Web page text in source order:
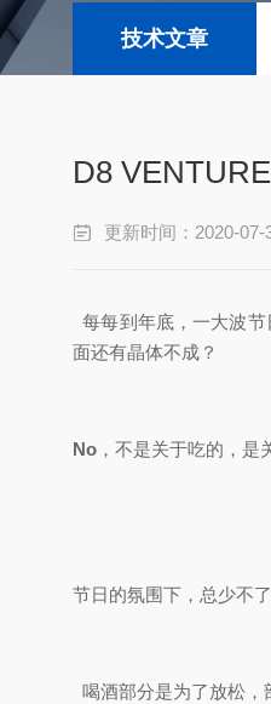
技术文章
D8
更新时间：2020-07-
每每到年底，一大波
面还有晶体不成？
No ，不是关于吃的，是
节日的氛围下，总少不了
喝酒部分是为了放松